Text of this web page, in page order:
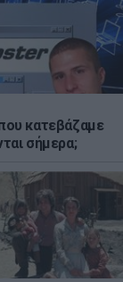
κατεβάζαμε
σήμερα;